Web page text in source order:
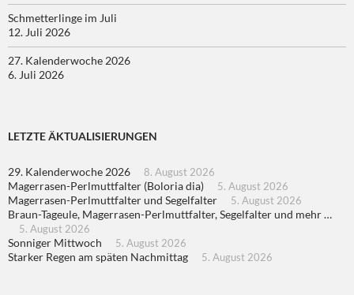
Schmetterlinge im Juli
12. Juli 2026
27. Kalenderwoche 2026
6. Juli 2026
LETZTE ÄKTUALISIERUNGEN
29. Kalenderwoche 2026 8. August 2026
Magerrasen-Perlmuttfalter (Boloria dia) 5. August 2026
Magerrasen-Perlmuttfalter und Segelfalter 5. August 2026
Braun-Tageule, Magerrasen-Perlmuttfalter, Segelfalter und mehr …
5. August 2026
Sonniger Mittwoch 5. August 2026
Starker Regen am späten Nachmittag 5. August 2026